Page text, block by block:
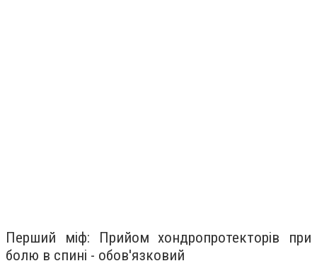
Перший міф: Прийом хондропротекторів при
болю в спині - обов'язковий